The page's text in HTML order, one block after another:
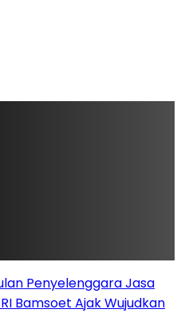
Penyelenggara Jasa
Bamsoet Ajak Wujudkan